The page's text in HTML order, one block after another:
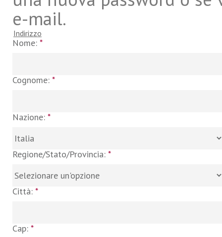
e-mail.
Indirizzo
Nome: *
Cognome: *
Nazione: *
Regione/Stato/Provincia: *
Città: *
Cap: *